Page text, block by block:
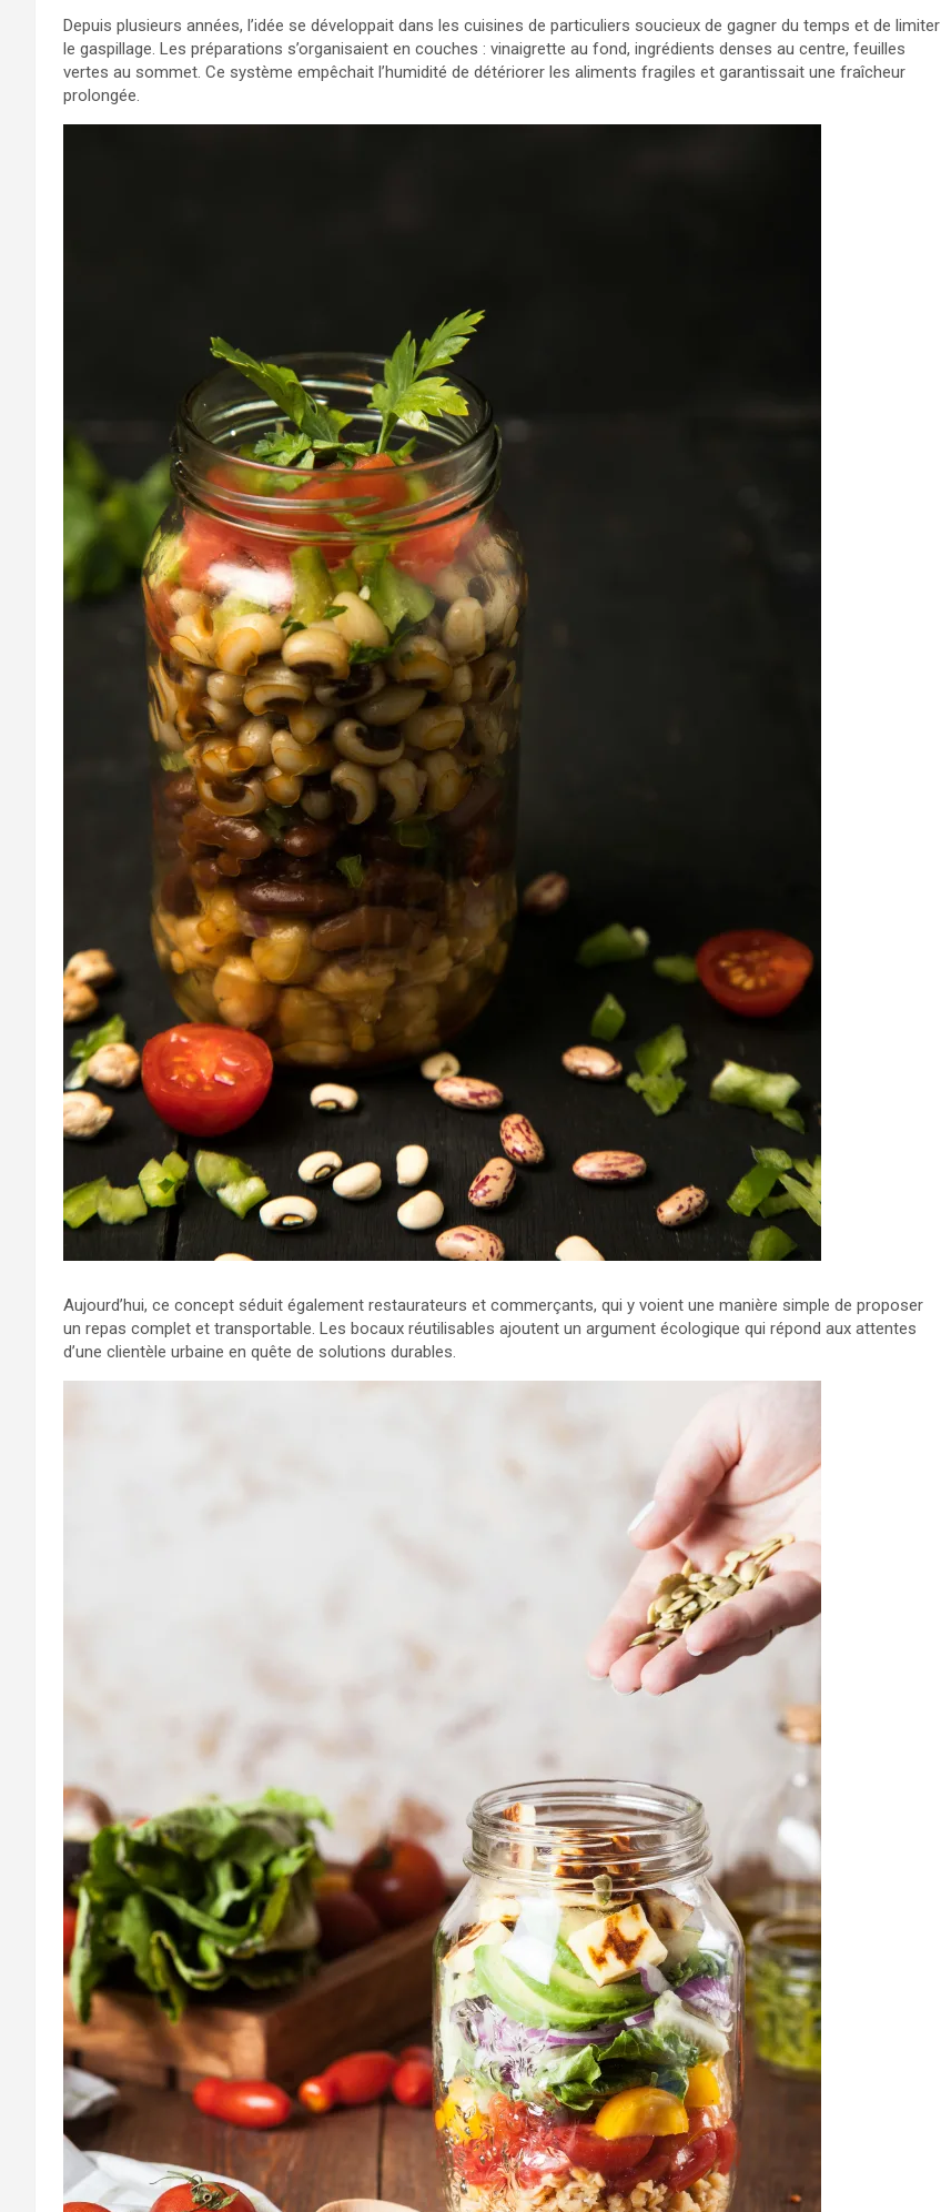
Depuis plusieurs années, l’idée se développait dans les cuisines de particuliers soucieux de gagner du temps et de limiter
le gaspillage. Les préparations s’organisaient en couches : vinaigrette au fond, ingrédients denses au centre, feuilles
vertes au sommet. Ce système empêchait l’humidité de détériorer les aliments fragiles et garantissait une fraîcheur
prolongée.
Aujourd’hui, ce concept séduit également restaurateurs et commerçants, qui y voient une manière simple de proposer
un repas complet et transportable. Les bocaux réutilisables ajoutent un argument écologique qui répond aux attentes
d’une clientèle urbaine en quête de solutions durables.